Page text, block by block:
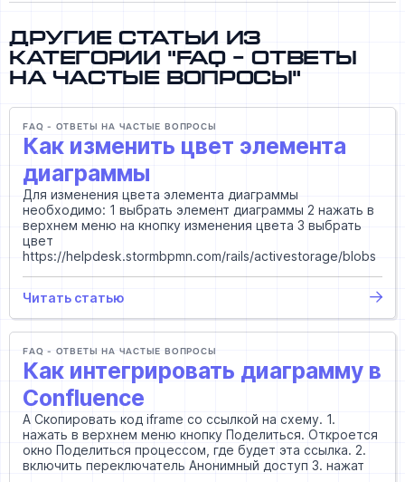
Другие статьи из
категории "FAQ - ответы
на частые вопросы"
FAQ - ОТВЕТЫ НА ЧАСТЫЕ ВОПРОСЫ
Как изменить цвет элемента
диаграммы
Для изменения цвета элемента диаграммы
необходимо: 1 выбрать элемент диаграммы 2 нажать в
верхнем меню на кнопку изменения цвета 3 выбрать
цвет
https://helpdesk.stormbpmn.com/rails/activestorage/blobs
Читать статью
FAQ - ОТВЕТЫ НА ЧАСТЫЕ ВОПРОСЫ
Как интегрировать диаграмму в
Confluence
А Скопировать код iframe со ссылкой на схему. 1.
нажать в верхнем меню кнопку Поделиться. Откроется
окно Поделиться процессом, где будет эта ссылка. 2.
включить переключатель Анонимный доступ 3. нажат